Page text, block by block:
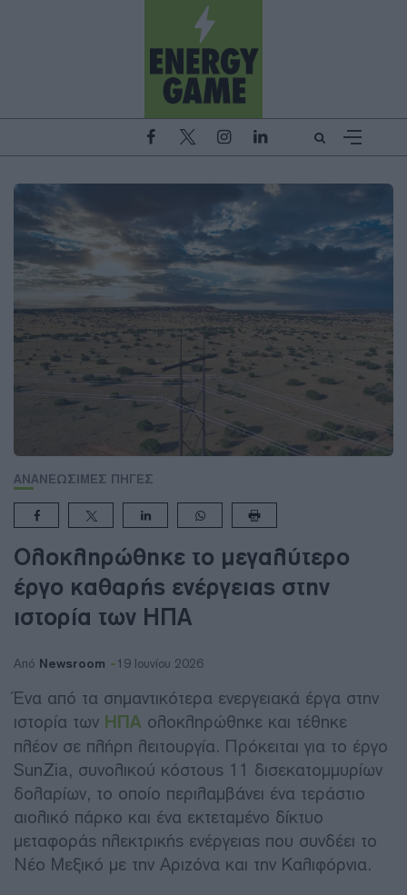
ΑΝΑΝΕΩΣΙΜΕΣ ΠΗΓΕΣ
Ολοκληρώθηκε το μεγαλύτερο
έργο καθαρής ενέργειας στην
ιστορία των ΗΠΑ
Από Newsroom 19 Ιουνίου 2026
Ένα από τα σημαντικότερα ενεργειακά έργα στην
ιστορία των ΗΠΑ ολοκληρώθηκε και τέθηκε
πλέον σε πλήρη λειτουργία. Πρόκειται για το έργο
SunZia, συνολικού κόστους 11 δισεκατομμυρίων
δολαρίων, το οποίο περιλαμβάνει ένα τεράστιο
αιολικό πάρκο και ένα εκτεταμένο δίκτυο
μεταφοράς ηλεκτρικής ενέργειας που συνδέει το
Νέο Μεξικό με την Αριζόνα και την Καλιφόρνια.